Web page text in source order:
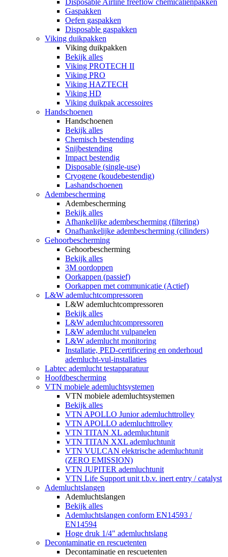
Disposable Airline freeflow chemicaliënpakken
Gaspakken
Oefen gaspakken
Disposable gaspakken
Viking duikpakken
Viking duikpakken
Bekijk alles
Viking PROTECH II
Viking PRO
Viking HAZTECH
Viking HD
Viking duikpak accessoires
Handschoenen
Handschoenen
Bekijk alles
Chemisch bestending
Snijbestending
Impact bestendig
Disposable (single-use)
Cryogene (koudebestendig)
Lashandschoenen
Adembescherming
Adembescherming
Bekijk alles
Afhankelijke adembescherming (filtering)
Onafhankelijke adembescherming (cilinders)
Gehoorbescherming
Gehoorbescherming
Bekijk alles
3M oordoppen
Oorkappen (passief)
Oorkappen met communicatie (Actief)
L&W ademluchtcompressoren
L&W ademluchtcompressoren
Bekijk alles
L&W ademluchtcompressoren
L&W ademlucht vulpanelen
L&W ademlucht monitoring
Installatie, PED-certificering en onderhoud
ademlucht-vul-installaties
Labtec ademlucht testapparatuur
Hoofdbescherming
VTN mobiele ademluchtsystemen
VTN mobiele ademluchtsystemen
Bekijk alles
VTN APOLLO Junior ademluchttrolley
VTN APOLLO ademluchttrolley
VTN TITAN XL ademluchtunit
VTN TITAN XXL ademluchtunit
VTN VULCAN elektrische ademluchtunit
(ZERO EMISSION)
VTN JUPITER ademluchtunit
VTN Life Support unit t.b.v. inert entry / catalyst
Ademluchtslangen
Ademluchtslangen
Bekijk alles
Ademluchtslangen conform EN14593 /
EN14594
Hoge druk 1/4" ademluchtslang
Decontaminatie en rescuetenten
Decontaminatie en rescuetenten